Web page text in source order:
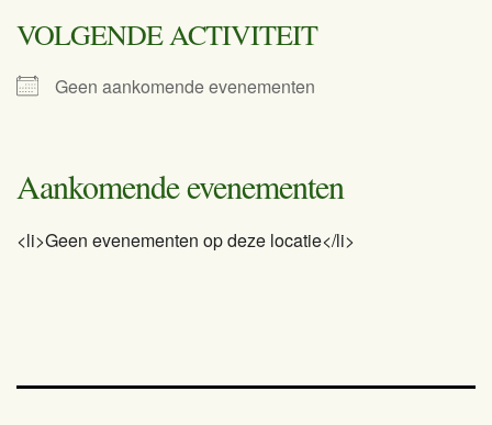
VOLGENDE ACTIVITEIT
Geen aankomende evenementen
Aankomende evenementen
<li>Geen evenementen op deze locatie</li>